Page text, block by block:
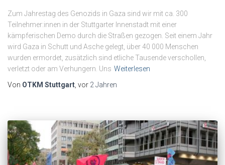
Zum Jahrestag des Genozids in Gaza sind wir mit ca. 300
Teilnehmer:innen in der Stuttgarter Innenstadt mit einer
kämpferischen Demo durch die Straßen gezogen. Seit einem Jahr
wird Gaza in Schutt und Asche gelegt, über 40 000 Menschen
wurden ermordet, zusätzlich sind etliche Tausende verschollen,
verletzt oder am Verhungern. Uns Weiterlesen
Von OTKM Stuttgart , vor 2 Jahren